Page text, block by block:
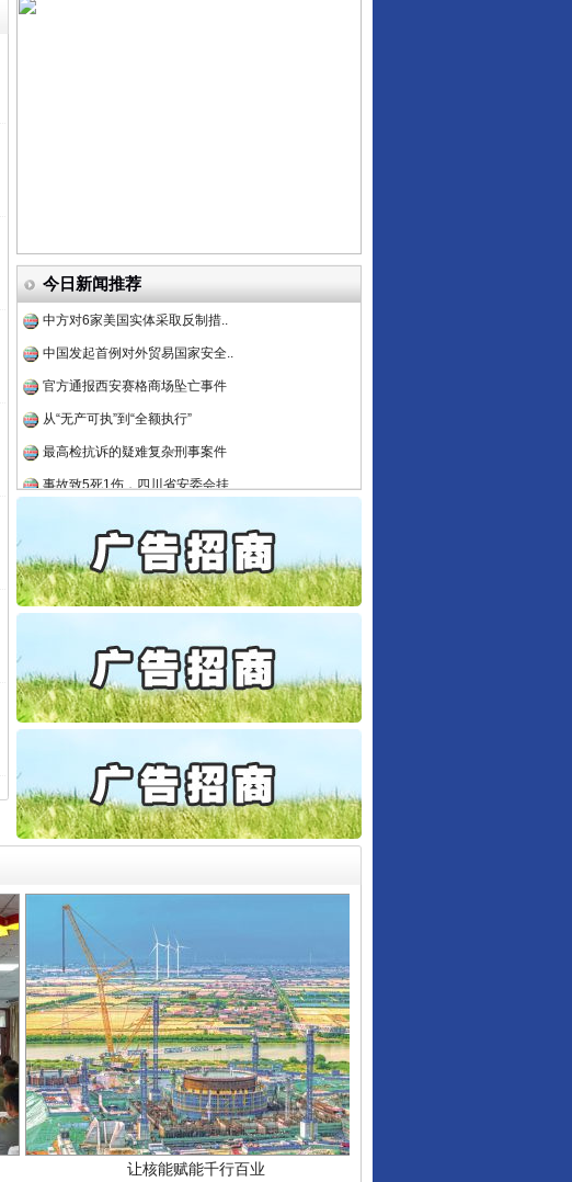
今日新闻推荐
中方对6家美国实体采取反制措..
中国发起首例对外贸易国家安全..
官方通报西安赛格商场坠亡事件
从“无产可执”到“全额执行”
最高检抗诉的疑难复杂刑事案件
事故致5死1伤，四川省安委会挂..
四川10家县级农商行获批解散
半生相守，一别两宽：这场老年..
一纸欠条伤亲情 巡回调解促和..
26万保费，离婚时为何要分走一..
传销头目出狱后办书院暴力管教..
四川省公安厅征集新型黑恶违法..
中方对6家美国实体采取反制措..
官方通报西安赛格商场坠亡事件
从“无产可执”到“全额执行”
四川10家县级农商行获批解散
让核能赋能千行百业